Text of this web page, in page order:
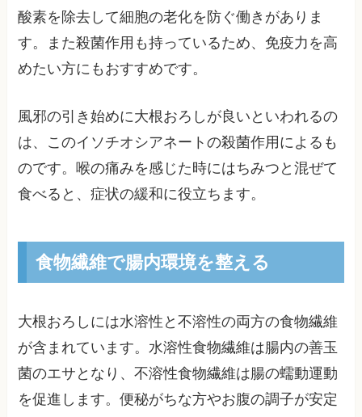
酸素を除去して細胞の老化を防ぐ働きがありま
す。また殺菌作用も持っているため、免疫力を高
めたい方にもおすすめです。
風邪の引き始めに大根おろしが良いといわれるの
は、このイソチオシアネートの殺菌作用によるも
のです。喉の痛みを感じた時にはちみつと混ぜて
食べると、症状の緩和に役立ちます。
食物繊維で腸内環境を整える
大根おろしには水溶性と不溶性の両方の食物繊維
が含まれています。水溶性食物繊維は腸内の善玉
菌のエサとなり、不溶性食物繊維は腸の蠕動運動
を促進します。便秘がちな方やお腹の調子が安定